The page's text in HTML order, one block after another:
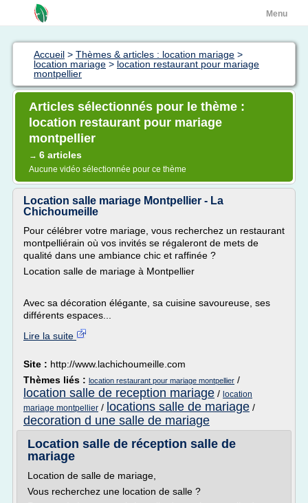
Menu
Accueil > Thèmes & articles : location mariage >
location mariage > location restaurant pour mariage
montpellier
Articles sélectionnés pour le thème :
location restaurant pour mariage
montpellier
→ 6 articles
Aucune vidéo sélectionnée pour ce thème
Location salle mariage Montpellier - La
Chichoumeille
Pour célébrer votre mariage, vous recherchez un restaurant
montpelliérain où vos invités se régaleront de mets de
qualité dans une ambiance chic et raffinée ?
Location salle de mariage à Montpellier
Avec sa décoration élégante, sa cuisine savoureuse, ses
différents espaces...
Lire la suite
Site : http://www.lachichoumeille.com
Thèmes liés : location restaurant pour mariage montpellier /
location salle de reception mariage / location
mariage montpellier / locations salle de mariage /
decoration d une salle de mariage
Location salle de réception salle de
mariage
Location de salle de mariage,
Vous recherchez une location de salle ?